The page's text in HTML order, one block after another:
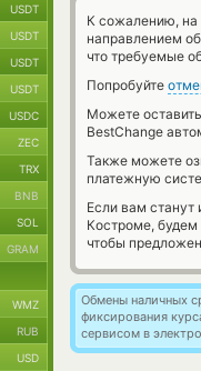
К сожалению, на
направлением
что требуемые
Попробуйте
Можете
BestChange
Также можете
платежную
Если вам
Костроме,
чтобы
Обмены наличных
фиксирования
сервисом в
USDT
USDT
USDT
USDT
USDC
ZEC
TRX
BNB
SOL
GRAM
WMZ
RUB
USD